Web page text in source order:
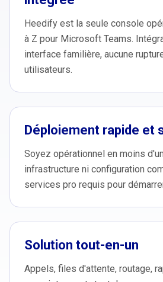
Heedify est la seule console
à Z pour Microsoft Teams.
interface familière, aucune
utilisateurs.
Déploiement rapide et
Soyez opérationnel en moins
infrastructure ni configuration
services pro requis pour
Solution tout-en-un
Appels, files d'attente, routage,